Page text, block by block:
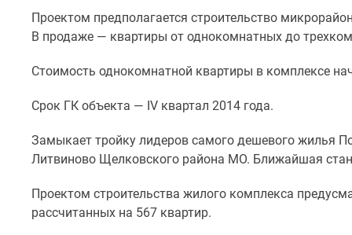
Ипотечный
Семейная
ипотека
программы
Новости
Мнение
Проектом предполагается строительство
В продаже — квартиры от однокомнатных до
Стоимость однокомнатной квартиры в комплексе
Срок ГК объекта — IV квартал 2014 года.
Замыкает тройку лидеров самого дешевого жилья
Литвиново Щелковского района МО. Ближайшая
Проектом строительства жилого комплекса
рассчитанных на 567 квартир.